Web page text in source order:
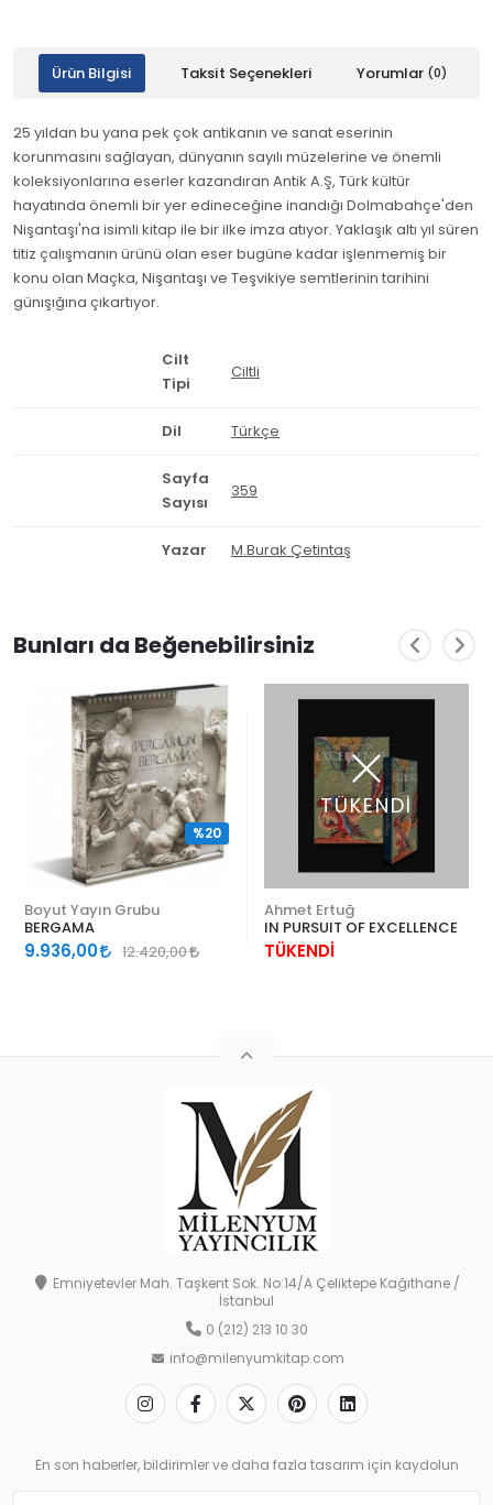
Ürün Bilgisi Taksit Seçenekleri Yorumlar (0)
25 yıldan bu yana pek çok antikanın ve sanat eserinin
korunmasını sağlayan, dünyanın sayılı müzelerine ve önemli
koleksiyonlarına eserler kazandıran Antik A.Ş, Türk kültür
hayatında önemli bir yer edineceğine inandığı Dolmabahçe'den
Nişantaşı'na isimli kitap ile bir ilke imza atıyor. Yaklaşık altı yıl süren
titiz çalışmanın ürünü olan eser bugüne kadar işlenmemiş bir
konu olan Maçka, Nişantaşı ve Teşvikiye semtlerinin tarihini
günışığına çıkartıyor.
Cilt
Tipi
Ciltli
Dil Türkçe
Sayfa
Sayısı
359
Yazar M.Burak Çetintaş
Bunları da Beğenebilirsiniz
Boyut Yayın Grubu
BERGAMA
9.936,00 12.420,00
%20
TÜKENDİ
Ahmet Ertuğ
IN PURSUIT OF EXCELLENCE
TÜKENDİ
Emniyetevler Mah. Taşkent Sok. No:14/A Çeliktepe Kağıthane /
İstanbul
0 (212) 213 10 30
info@milenyumkitap.com
En son haberler, bildirimler ve daha fazla tasarım için kaydolun